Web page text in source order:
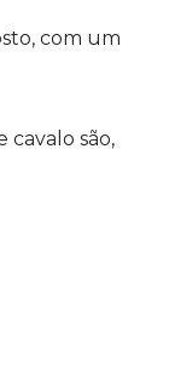
com um
cavalo são,